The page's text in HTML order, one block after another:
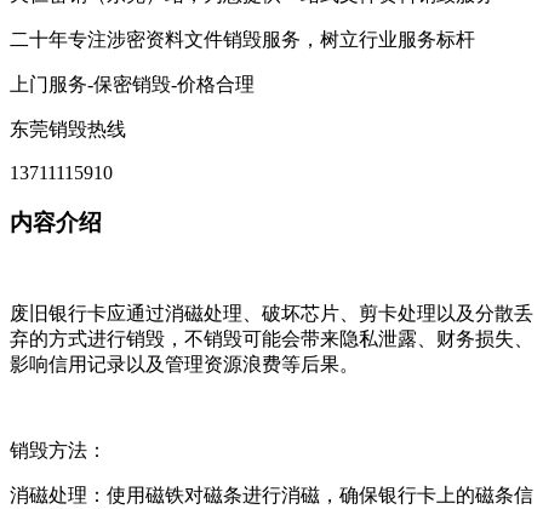
二十年专注涉密资料文件销毁服务，树立行业服务标杆
上门服务-保密销毁-价格合理
东莞销毁热线
13711115910
内容介绍
废旧银行卡应通过消磁处理、破坏芯片、剪卡处理以及分散丢
弃的方式进行销毁，不销毁可能会带来隐私泄露、财务损失、
影响信用记录以及管理资源浪费等后果。
销毁方法：
消磁处理：使用磁铁对磁条进行消磁，确保银行卡上的磁条信